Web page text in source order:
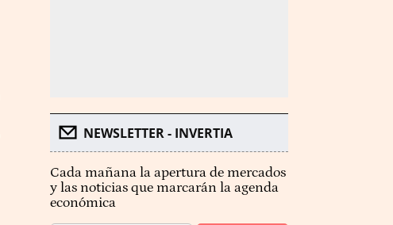
NEWSLETTER - INVERTIA
Cada mañana la apertura de mercados
y las noticias que marcarán la agenda
económica